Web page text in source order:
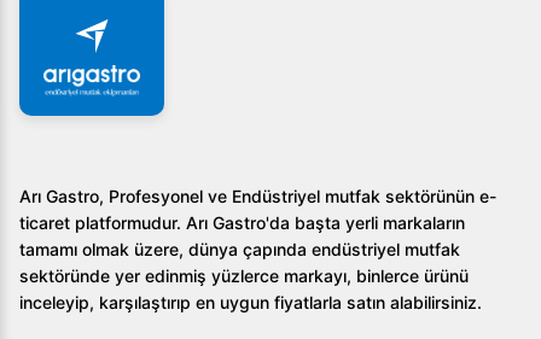
Arı Gastro, Profesyonel ve Endüstriyel mutfak sektörünün e-
ticaret platformudur. Arı Gastro'da başta yerli markaların
tamamı olmak üzere, dünya çapında endüstriyel mutfak
sektöründe yer edinmiş yüzlerce markayı, binlerce ürünü
inceleyip, karşılaştırıp en uygun fiyatlarla satın alabilirsiniz.